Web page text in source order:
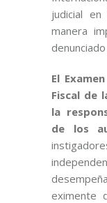
judicial
manera
El
Fiscal de
la
de los
eximente